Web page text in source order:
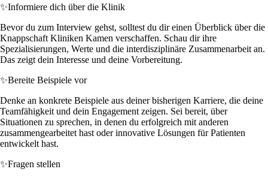
✨Informiere dich über die Klinik
Bevor du zum Interview gehst, solltest du dir einen Überblick über die
Knappschaft Kliniken Kamen verschaffen. Schau dir ihre
Spezialisierungen, Werte und die interdisziplinäre Zusammenarbeit an.
Das zeigt dein Interesse und deine Vorbereitung.
✨Bereite Beispiele vor
Denke an konkrete Beispiele aus deiner bisherigen Karriere, die deine
Teamfähigkeit und dein Engagement zeigen. Sei bereit, über
Situationen zu sprechen, in denen du erfolgreich mit anderen
zusammengearbeitet hast oder innovative Lösungen für Patienten
entwickelt hast.
✨Fragen stellen